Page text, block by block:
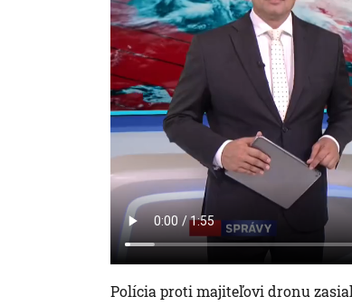
Polícia proti majiteľovi dronu